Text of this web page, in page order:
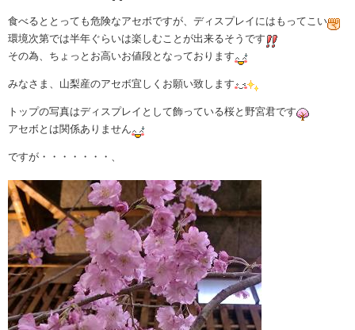
食べるととっても危険なアセボですが、ディスプレイにはもってこい
環境次第では半年ぐらいは楽しむことが出来るそうです
その為、ちょっとお高いお値段となっております
みなさま、山梨産のアセボ宜しくお願い致します
トップの写真はディスプレイとして飾っている桜と野宮君です
アセボとは関係ありません
ですが・・・・・・・、